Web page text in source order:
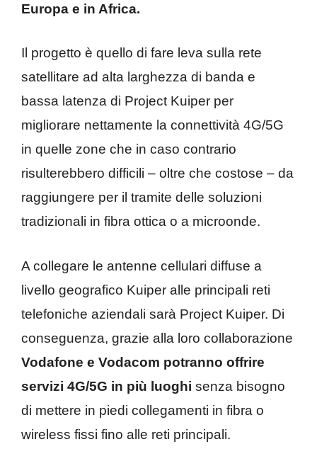
Europa e in Africa.
Il progetto è quello di fare leva sulla rete
satellitare ad alta larghezza di banda e
bassa latenza di Project Kuiper per
migliorare nettamente la connettività 4G/5G
in quelle zone che in caso contrario
risulterebbero difficili – oltre che costose – da
raggiungere per il tramite delle soluzioni
tradizionali in fibra ottica o a microonde.
A collegare le antenne cellulari diffuse a
livello geografico Kuiper alle principali reti
telefoniche aziendali sarà Project Kuiper. Di
conseguenza, grazie alla loro collaborazione
Vodafone e Vodacom potranno offrire
servizi 4G/5G in più luoghi senza bisogno
di mettere in piedi collegamenti in fibra o
wireless fissi fino alle reti principali.